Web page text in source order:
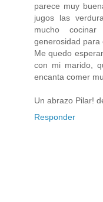
parece muy
jugos las
mucho
generosidad para
Me quedo
con mi marido,
encanta comer
Un abrazo Pilar!
Responder